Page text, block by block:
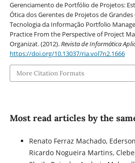
Gerenciamento de Portfólio de Projetos:
Ótica dos Gerentes de Projetos de Grandes
Tecnologia da Informação Portfolio
Practice From the Perspective of Project
Organizat. (2012).Revista de Informática
https://doi.org/10.13037/ria.vol7n2.1666
More Citation Formats
Most read articles by the
Renato Ferraz Machado,
Ricardo Nogueira Martins,